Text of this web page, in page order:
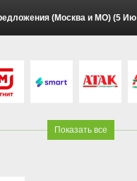
(Москва и МО) (5 Июня - 11 Сентября 2026)
Показать все